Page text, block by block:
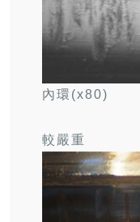
內環(x80)
較嚴重